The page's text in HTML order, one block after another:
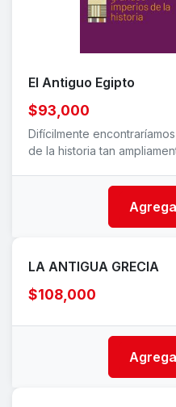
El Antiguo Egipto
$93,000
Difícilmente
de la historia tan
LA ANTIGUA GRECIA
$108,000